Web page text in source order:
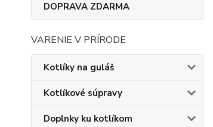
DOPRAVA ZDARMA
VARENIE V PRÍRODE
Kotlíky na guláš
Kotlíkové súpravy
Doplnky ku kotlíkom